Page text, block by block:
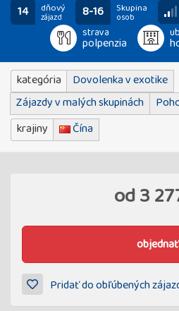
14 dňový
zájazd 8-16 Skupina
osob
strava
polpenzia
kategória
Dovolenka v exotike
Zájazdy v malých skupinách
krajiny
Čína
od3
objednať
Pridať do obľúbených